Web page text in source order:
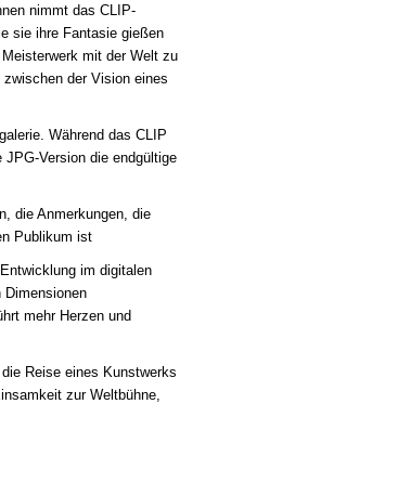
nimmt das CLIP-
sie ihre Fantasie gießen
mit der Welt zu
der Vision eines
Während das CLIP
Version die endgültige
die Anmerkungen, die
Publikum ist
im digitalen
mehr Herzen und
Reise eines Kunstwerks
zur Weltbühne,